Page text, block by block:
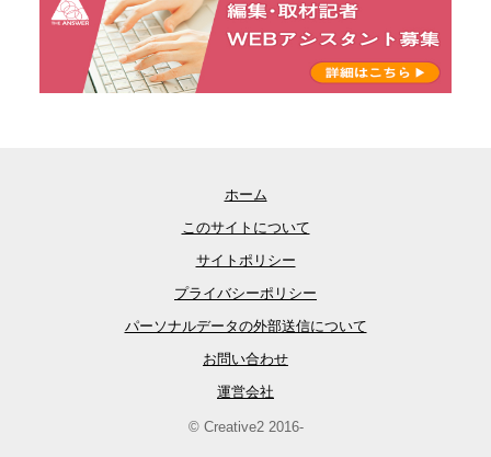
ホーム
このサイトについて
サイトポリシー
プライバシーポリシー
パーソナルデータの外部送信について
お問い合わせ
運営会社
© Creative2 2016-